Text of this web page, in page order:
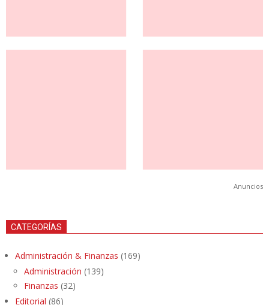
Anuncios
CATEGORÍAS
Administración & Finanzas (169)
Administración (139)
Finanzas (32)
Editorial (86)